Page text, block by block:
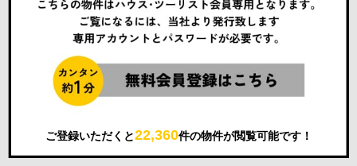
ご登録いただくと22,360件の物件が閲覧可能です！